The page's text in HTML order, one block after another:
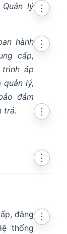
lý
⋮
hành
cấp,
áp
quản lý,
đảm
trả.
⋮
⋮
⋮
đăng
thống
⋮